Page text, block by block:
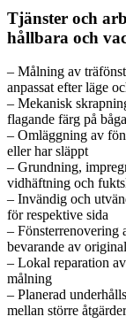
Tjänster och
hållbara och
– Målning av
anpassat efter läge
– Mekanisk
flagande färg på
– Omläggning av
eller har släppt
– Grundning,
vidhäftning och
– Invändig och
för respektive sida
– Fönsterrenovering
bevarande av
– Lokal reparation
målning
– Planerad
mellan större åtgärder